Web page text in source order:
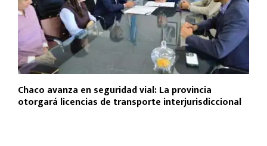
Chaco avanza en seguridad vial: La provincia
otorgará licencias de transporte interjurisdiccional